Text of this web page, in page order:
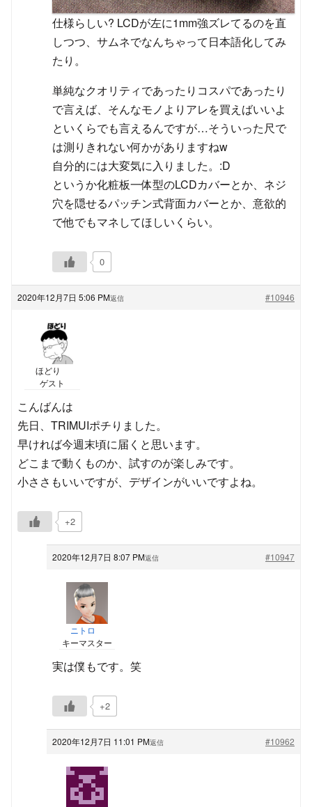
仕様らしい? LCDが左に1mm強ズレてるのを直
しつつ、サムネでなんちゃって日本語化してみ
たり。
単純なクオリティであったりコスパであったり
で言えば、そんなモノよりアレを買えばいいよ
といくらでも言えるんですが…そういった尺で
は測りきれない何かがありますねw
自分的には大変気に入りました。:D
というか化粧板一体型のLCDカバーとか、ネジ
穴を隠せるパッチン式背面カバーとか、意欲的
で他でもマネしてほしいくらい。
0
2020年12月7日 5:06 PM #10946
返信
ほどり
ゲスト
こんばんは
先日、TRIMUIポチりました。
早ければ今週末頃に届くと思います。
どこまで動くものか、試すのが楽しみです。
小ささもいいですが、デザインがいいですよね。
+2
2020年12月7日 8:07 PM #10947
返信
ニトロ
キーマスター
実は僕もです。笑
+2
2020年12月7日 11:01 PM #10962
返信